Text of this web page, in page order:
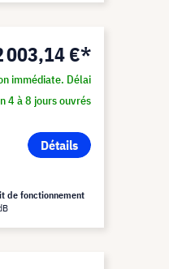
003,14 €*
immédiate. Délai
4 à 8 jours ouvrés
Détails
de fonctionnement